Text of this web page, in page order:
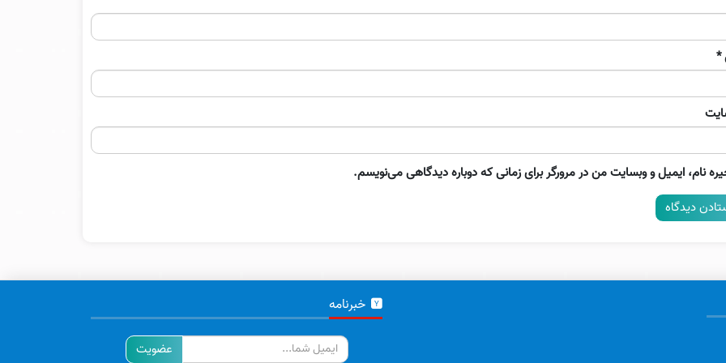
*
نام، ایمیل و وبسایت من در مرورگر برای زمانی که دوباره دیدگاهی می‌نویسم.
خبرنامه
ایمیل